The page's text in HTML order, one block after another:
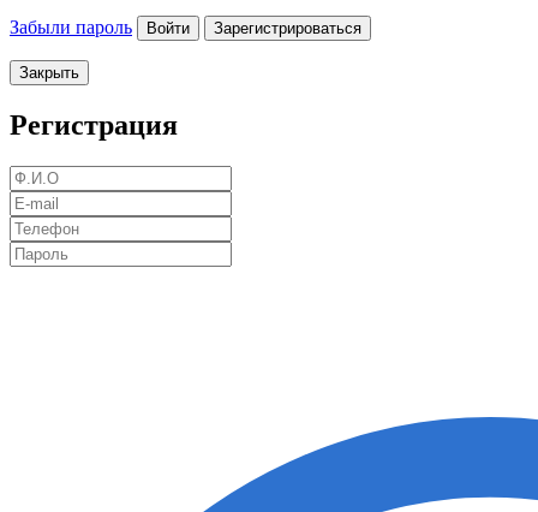
Забыли пароль Войти Зарегистрироваться
Закрыть
Регистрация